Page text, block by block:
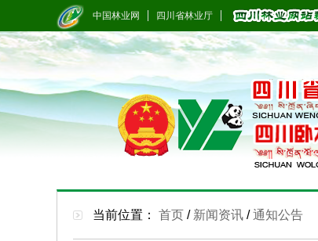
中国林业网 四川省林业厅
当前位置： 首页 / 新闻资讯 /通知公告